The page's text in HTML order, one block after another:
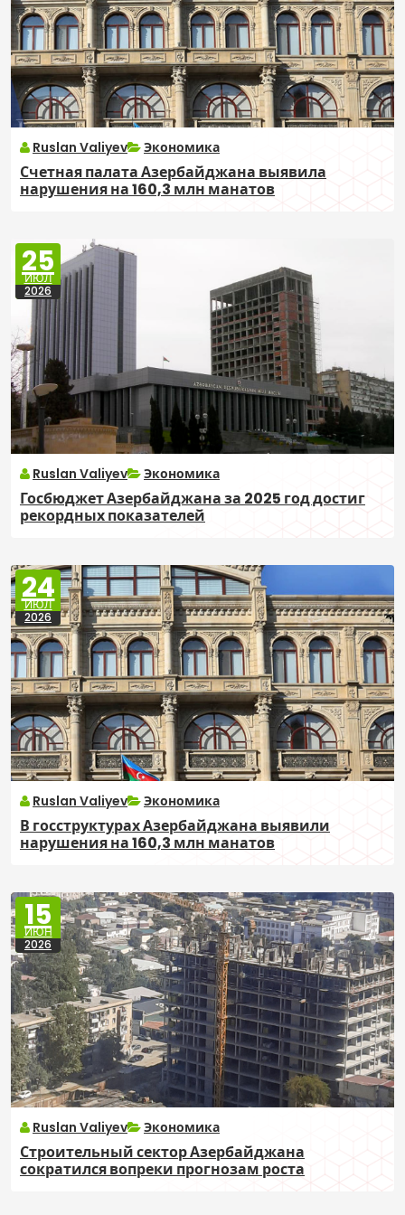
Ruslan Valiyev Экономика
Счетная палата Азербайджана выявила
нарушения на 160,3 млн манатов
25
ИЮЛ
2026
Ruslan Valiyev Экономика
Госбюджет Азербайджана за 2025 год достиг
рекордных показателей
24
ИЮЛ
2026
Ruslan Valiyev Экономика
В госструктурах Азербайджана выявили
нарушения на 160,3 млн манатов
15
ИЮН
2026
Ruslan Valiyev Экономика
Строительный сектор Азербайджана
сократился вопреки прогнозам роста